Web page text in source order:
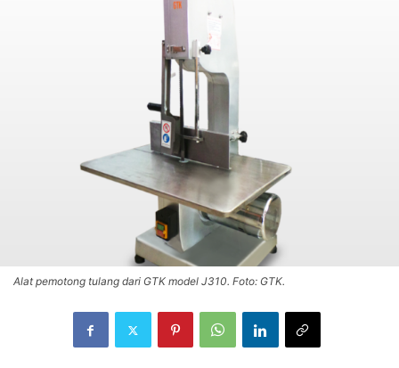
Alat pemotong tulang dari GTK model J310. Foto: GTK.